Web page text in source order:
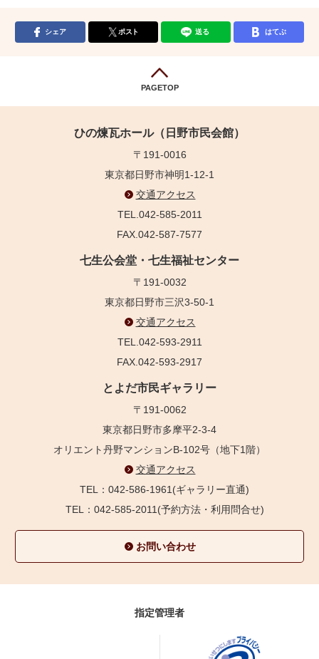
シェア ポスト 送る はてぶ
PAGETOP
ひの煉瓦ホール（日野市民会館）
〒191-0016
東京都日野市神明1-12-1
交通アクセス
TEL.042-585-2011
FAX.042-587-7577
七生公会堂・七生福祉センター
〒191-0032
東京都日野市三沢3-50-1
交通アクセス
TEL.042-593-2911
FAX.042-593-2917
とよだ市民ギャラリー
〒191-0062
東京都日野市多摩平2-3-4
オリエント丹野マンションB-102号（地下1階）
交通アクセス
TEL：042-586-1961(ギャラリー直通)
TEL：042-585-2011(予約方法・利用問合せ)
お問い合わせ
指定管理者